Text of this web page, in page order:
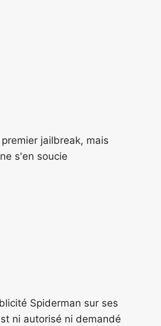
jailbreak, mais
s'en soucie
Spiderman sur ses
ni autorisé ni demandé